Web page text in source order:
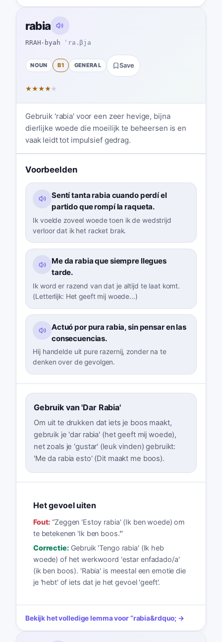
rabia
RRAH-byah ˈra.βja
NOUN B1 GENERAL Save
★★★★★
Gebruik 'rabia' voor een zeer hevige, bijna
dierlijke woede die moeilijk te beheersen is en
vaak leidt tot impulsief gedrag.
Voorbeelden
Sentí tanta rabia cuando perdí el
partido que rompí la raqueta.
Ik voelde zoveel woede toen ik de wedstrijd
verloor dat ik het racket brak.
Me da rabia que siempre llegues
tarde.
Ik word er razend van dat je altijd te laat komt.
(Letterlijk: Het geeft mij woede...)
Actuó por pura rabia, sin pensar en las
consecuencias.
Hij handelde uit pure razernij, zonder na te
denken over de gevolgen.
Gebruik van 'Dar Rabia'
Om uit te drukken dat iets je boos maakt,
gebruik je 'dar rabia' (het geeft mij woede),
net zoals je 'gustar' (leuk vinden) gebruikt:
'Me da rabia esto' (Dit maakt me boos).
Het gevoel uiten
Fout: “Zeggen 'Estoy rabia' (Ik ben woede) om
te betekenen 'Ik ben boos.'”
Correctie: Gebruik 'Tengo rabia' (Ik heb
woede) of het werkwoord 'estar enfadado/a'
(ik ben boos). 'Rabia' is meestal een emotie die
je 'hebt' of iets dat je het gevoel 'geeft'.
Bekijk het volledige lemma voor“rabia&rdquo; →